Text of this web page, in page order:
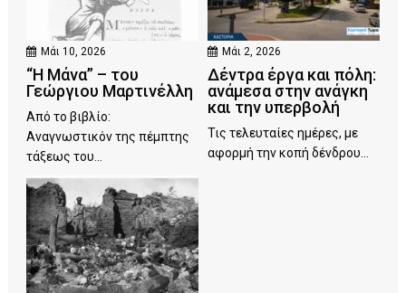
Μάι 10, 2026
“Η Μάνα” – του
Γεώργιου Μαρτινέλλη
Από το βιβλίο:
Αναγνωστικόν της πέμπτης
τάξεως του...
Μάι 2, 2026
Δέντρα έργα και πόλη:
ανάμεσα στην ανάγκη
και την υπερβολή
Τις τελευταίες ημέρες, με
αφορμή την κοπή δένδρου...